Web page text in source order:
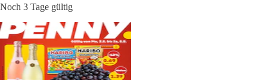
Noch 3 Tage gültig